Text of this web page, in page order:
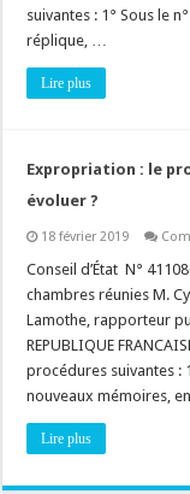
suivantes : 1° Sous le
réplique, …
Lire plus
Expropriation : le
évoluer ?
18 février 2019
Conseil d’État N°
chambres réunies M.
Lamothe, rapporteur
REPUBLIQUE
procédures suivantes :
nouveaux mémoires,
Lire plus